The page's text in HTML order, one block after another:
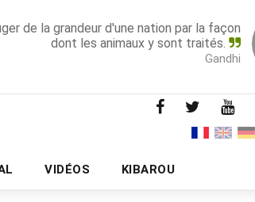
de la grandeur d'une nation par la façon
dont les animaux y sont traités.
Gandhi
VIDÉOS KIBAROU